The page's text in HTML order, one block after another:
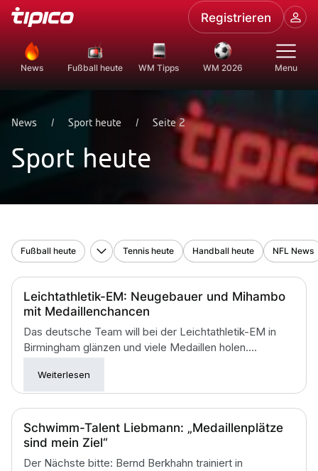
Registrieren
News Fußball heute WM Tipps WM 2026 Menu
News / Sport heute / Seite 2
Sport heute
Fußball heute
Bundesliga heute 2. Bundesliga heute 3. Liga heute WM
Tennis heute Handball heute NFL News
Leichtathletik-EM: Neugebauer und Mihambo
mit Medaillenchancen
Das deutsche Team will bei der Leichtathletik-EM in
Birmingham glänzen und viele Medaillen holen....
Weiterlesen
Schwimm-Talent Liebmann: „Medaillenplätze
sind mein Ziel“
Der Nächste bitte: Bernd Berkhahn trainiert in